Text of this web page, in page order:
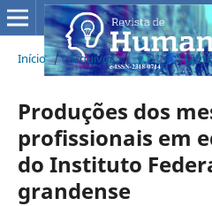
Início / Arquivos / v. 31 n. 1
Produções dos
profissionais em
do Instituto
grandense